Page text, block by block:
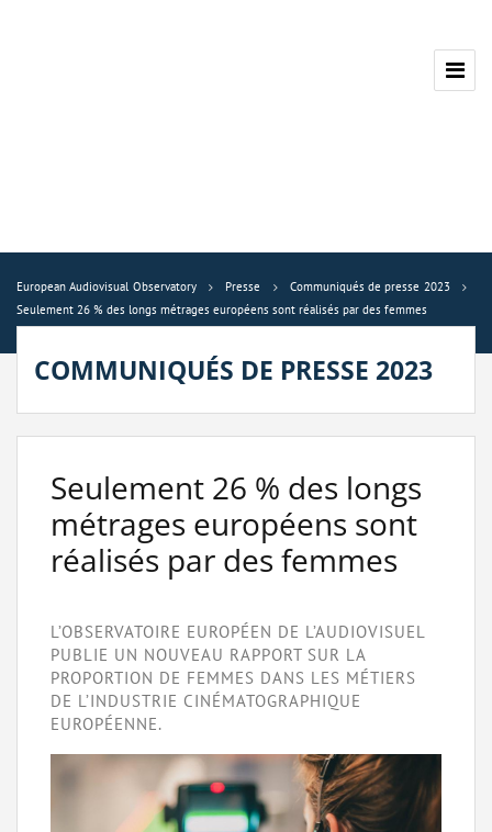
European Audiovisual Observatory Presse
Communiqués de presse 2023
Seulement 26 % des longs métrages européens sont réalisés par des femmes
COMMUNIQUÉS DE PRESSE 2023
Seulement 26 % des longs
métrages européens sont
réalisés par des femmes
L’OBSERVATOIRE EUROPÉEN DE L’AUDIOVISUEL
PUBLIE UN NOUVEAU RAPPORT SUR LA
PROPORTION DE FEMMES DANS LES MÉTIERS
DE L’INDUSTRIE CINÉMATOGRAPHIQUE
EUROPÉENNE.